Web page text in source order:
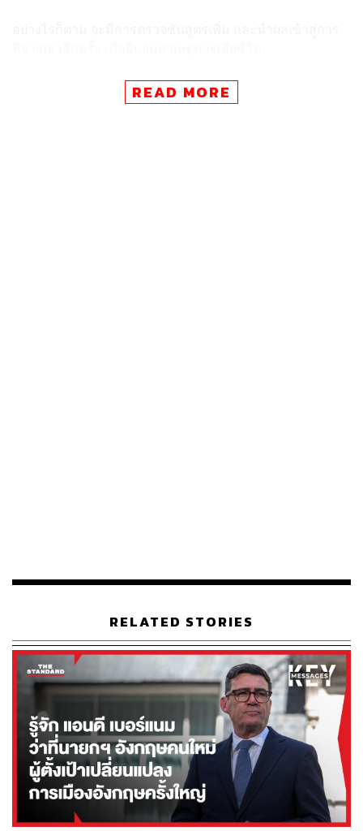
“ขอยืนยันว่ากระบวนการเฝ้าระวังเหตุการณ์ไม่พึงประสงค์
ภายหลังการฉีดวัคซีนได้มีการเฝ้าระวังทุกเหตุการณ์ ส่วน
READ MORE
RELATED STORIES